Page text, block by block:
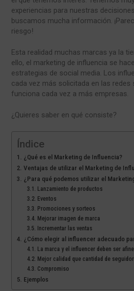
experiencias para nuestras
buscamos mucha información.
riesgo!
Esta realidad muchas marcas ya la
ello, el marketing de influencia se
estrategias de social media. Los
cada vez más solicitada en las redes
funciona cada vez a más empresas.
¿Quieres saber en qué consiste?
Índice
¿Qué es el Marketing de Influencia?
Ventajas de utilizar el Marketing de
¿Para qué podemos utilizar el
Lanzamiento de productos
Eventos
Promociones y sorteos
Mejorar imagen de marca
Incrementar las ventas
¿Cómo elegir al influencer adecuado
La marca y el influencer deben ser
Mejor calidad que cantidad de
Compromiso
Ejemplos